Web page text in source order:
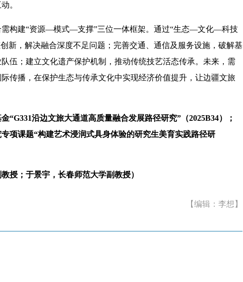
。
构建“资源—模式—支撑”三位一体框架。通过“生态—文化—科技
新，解决融合深度不足问题；完善交通、通信及服务设施，破解基
伍；建立文化遗产保护机制，推动传统技艺活态传承。未来，需
传播，在保护生态与传承文化中实现经济价值提升，让边疆文旅
“G331沿边文旅大通道高质量融合发展路径研究”（2025B34）；
项课题“构建艺术浸润式具身体验的研究生美育实践路径研
；于景宇，长春师范大学副教授）
【编辑：李想】